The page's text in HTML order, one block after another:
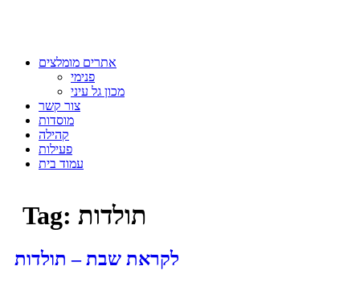
אתרים מומלצים
פנימי
מכון גל עיני
צור קשר
מוסדות
קהילה
פעילות
עמוד בית
Tag: תולדות
לקראת שבת – תולדות